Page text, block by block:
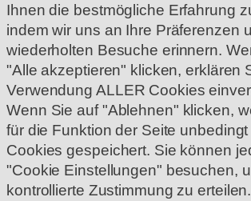
Ihnen die bestmögliche Erfahrung
indem wir uns an Ihre Präferenzen
wiederholten Besuche erinnern.
"Alle akzeptieren" klicken, erklären
Verwendung ALLER Cookies
Wenn Sie auf "Ablehnen" klicken,
für die Funktion der Seite
Cookies gespeichert. Sie können
"Cookie Einstellungen" besuchen,
kontrollierte Zustimmung zu erteilen.